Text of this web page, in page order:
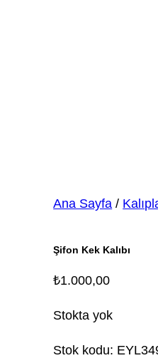
Ana Sayfa /
Şifon Kek Kalıbı
₺1.000,00
Stokta yok
Stok kodu: